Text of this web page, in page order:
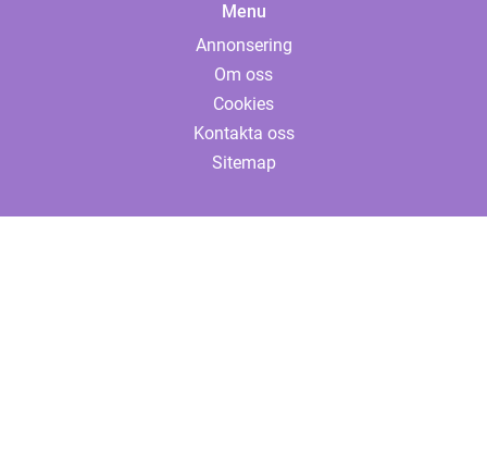
Menu
Annonsering
Om oss
Cookies
Kontakta oss
Sitemap